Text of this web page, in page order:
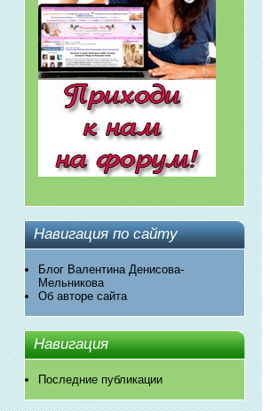
Навигация по сайту
Блог Валентина Денисова-
Мельникова
Об авторе сайта
Навигация
Последние публикации